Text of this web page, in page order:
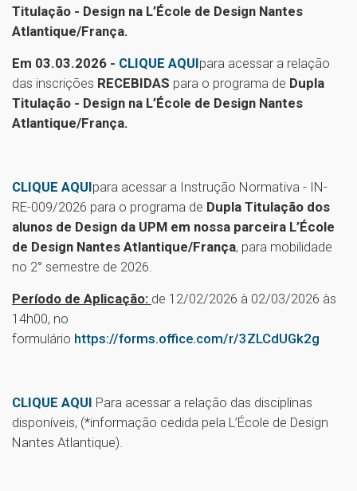
Titulação - Design na L’École de Design Nantes
Atlantique/França.
Em 03.03.2026 - CLIQUE AQUIpara acessar a relação
das inscrições RECEBIDAS para o programa de Dupla
Titulação - Design na L’École de Design Nantes
Atlantique/França.
CLIQUE AQUIpara acessar a Instrução Normativa - IN-
RE-009/2026 para o programa de Dupla Titulação dos
alunos de Design da UPM em nossa parceira L’École
de Design Nantes Atlantique/França, para mobilidade
no 2° semestre de 2026.
Período de Aplicação: de 12/02/2026 à 02/03/2026 às
14h00, no
formulário https://forms.office.com/r/3ZLCdUGk2g
CLIQUE AQUI Para acessar a relação das disciplinas
disponíveis, (*informação cedida pela L’École de Design
Nantes Atlantique).